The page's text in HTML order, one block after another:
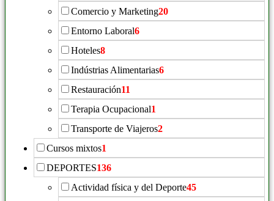
Comercio y Marketing20
Entorno Laboral6
Hoteles8
Indústrias Alimentarias6
Restauración11
Terapia Ocupacional1
Transporte de Viajeros2
Cursos mixtos1
DEPORTES136
Actividad física y del Deporte45